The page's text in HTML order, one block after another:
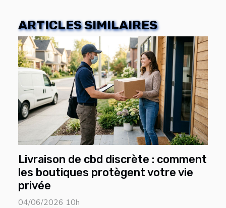
ARTICLES SIMILAIRES
Livraison de cbd discrète : comment
les boutiques protègent votre vie
privée
04/06/2026 10h